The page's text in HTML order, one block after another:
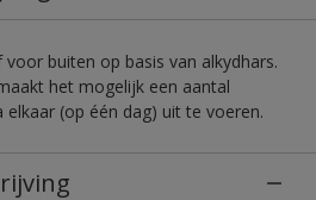
buiten op basis van alkydhars.
het mogelijk een aantal
elkaar (op één dag) uit te voeren.